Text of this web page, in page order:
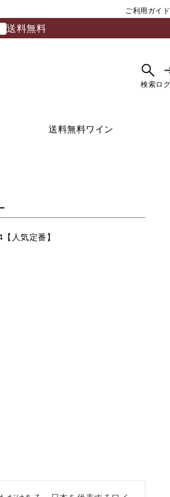
ご利用ガイド
送料無料
送料無料ワイン
人気定番】